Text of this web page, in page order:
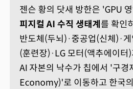
젠슨 황의 닷새 방한은 'GPU
피지컬 AI 수직 생태계 를 확인
반도체(두뇌)·중공업(신체)·
(훈련장)·LG 모터(액추에이터
AI 자본의 낙수가 칩에서 '구경
Economy)'로 이동하고 한국